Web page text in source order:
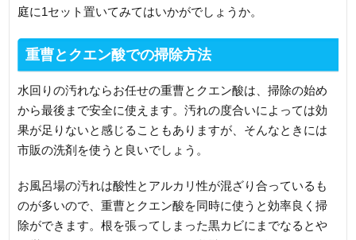
庭に1セット置いてみてはいかがでしょうか。
重曹とクエン酸での掃除方法
水回りの汚れならお任せの重曹とクエン酸は、掃除の始め
から最後まで安全に使えます。汚れの度合いによっては効
果が足りないと感じることもありますが、そんなときには
市販の洗剤を使うと良いでしょう。
お風呂場の汚れは酸性とアルカリ性が混ざり合っているも
のが多いので、重曹とクエン酸を同時に使うと効率良く掃
除ができます。根を張ってしまった黒カビにまでなるとや